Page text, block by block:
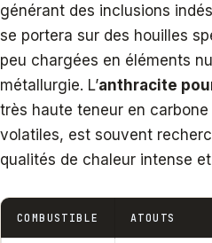
générant des inclusions
se portera sur des houilles
peu chargées en éléments
métallurgie. L’anthracite
très haute teneur en
volatiles, est souvent
qualités de chaleur intense
COMBUSTIBLE ATOUTS